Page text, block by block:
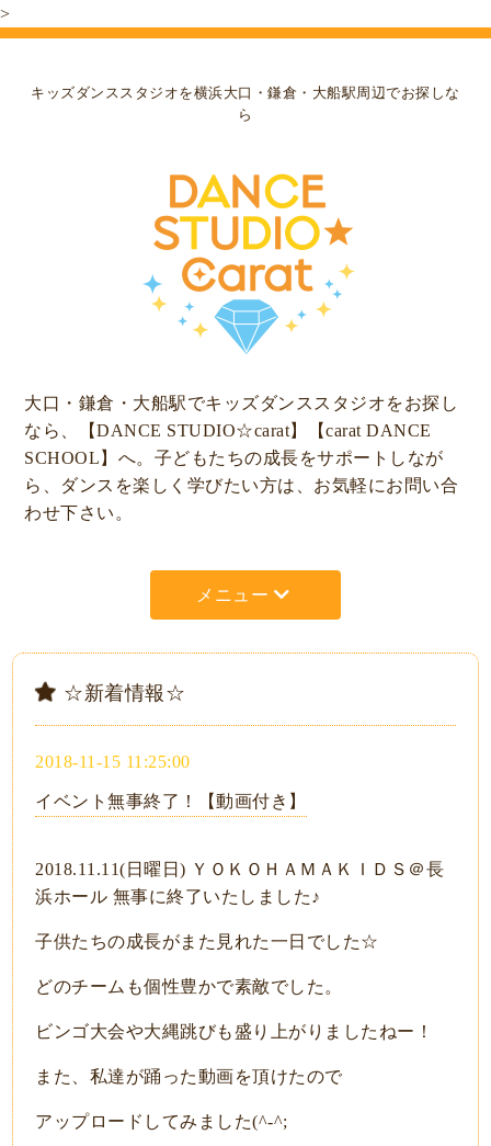
>
キッズダンススタジオを横浜大口・鎌倉・大船駅周辺でお探しな
ら
大口・鎌倉・大船駅でキッズダンススタジオをお探し
なら、【DANCE STUDIO☆carat】【carat DANCE
SCHOOL】へ。子どもたちの成長をサポートしなが
ら、ダンスを楽しく学びたい方は、お気軽にお問い合
わせ下さい。
メニュー
☆新着情報☆
2018-11-15 11:25:00
イベント無事終了！【動画付き】
2018.11.11(日曜日) ＹＯＫＯＨＡＭＡＫＩＤＳ＠長
浜ホール 無事に終了いたしました♪
子供たちの成長がまた見れた一日でした☆
どのチームも個性豊かで素敵でした。
ビンゴ大会や大縄跳びも盛り上がりましたねー！
また、私達が踊った動画を頂けたので
アップロードしてみました(^-^;